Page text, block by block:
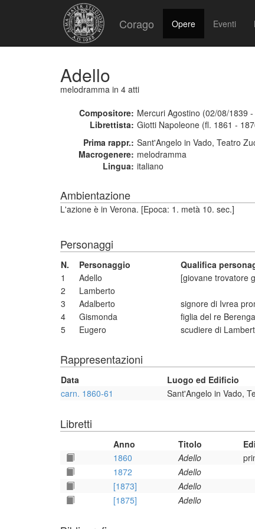
Corago Opere Eventi
Adello
melodramma in 4 atti
Compositore: Mercuri Agostino (02/08/1839
Librettista: Giotti Napoleone (fl. 1861 -
Prima rappr.: Sant'Angelo in Vado, Teatro
Macrogenere: melodramma
Lingua: italiano
Ambientazione
L'azione è in Verona. [Epoca: 1. metà 10. sec.]
Personaggi
N. Personaggio Qualifica
1
Adello [giovane trovatore
2
Lamberto
3
Adalberto signore di Ivrea
4
Gismonda figlia del re
5
Eugero scudiere di
Rappresentazioni
Data Luogo ed Edificio
carn. 1860-61
Sant'Angelo in Vado,
Libretti
Anno Titolo
1860
Adello
1872
Adello
[1873]
Adello
[1875]
Adello